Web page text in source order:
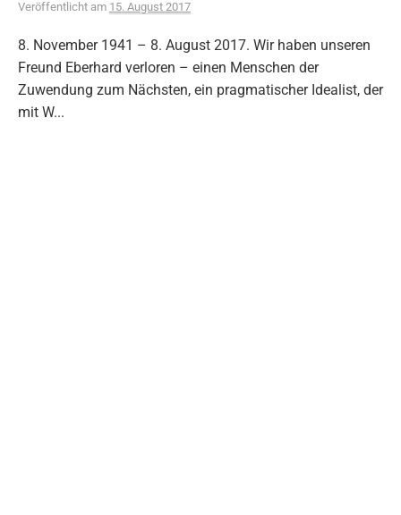
Veröffentlicht am 15. August 2017
8. November 1941 – 8. August 2017. Wir haben unseren
Freund Eberhard verloren – einen Menschen der
Zuwendung zum Nächsten, ein pragmatischer Idealist, der
mit W...